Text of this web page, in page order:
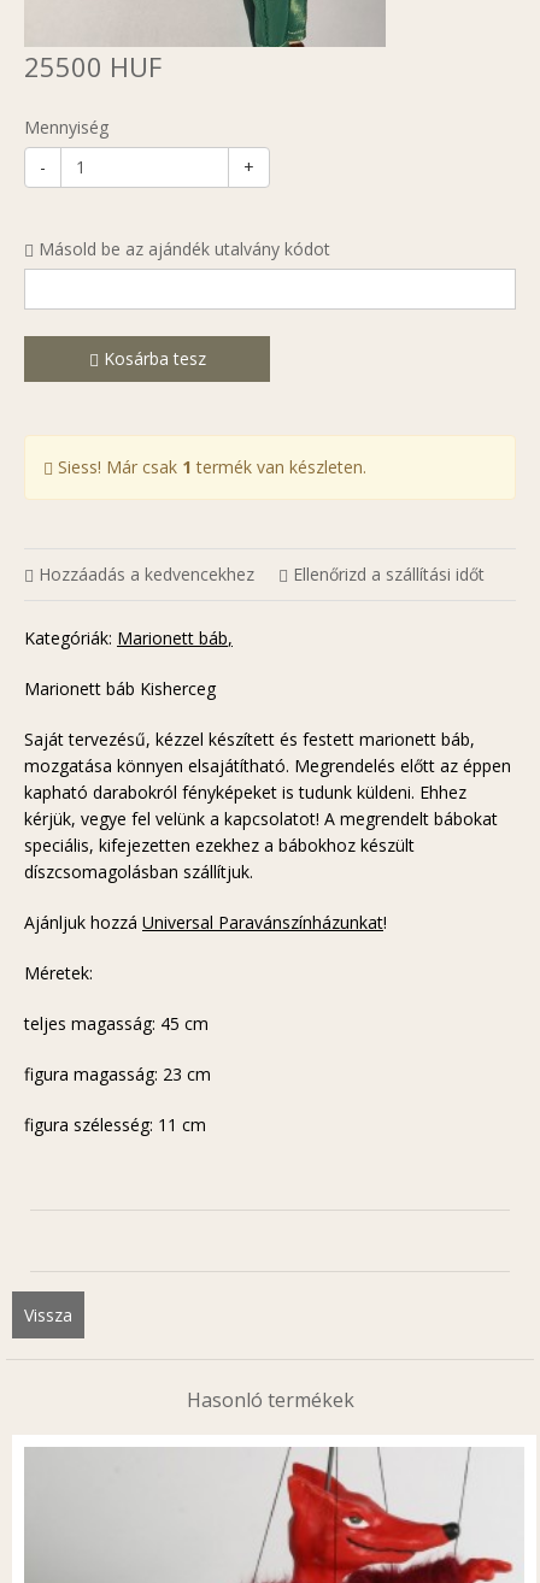
25500 HUF
Mennyiség
-
+
Másold be az ajándék utalvány kódot
Kosárba tesz
Siess! Már csak 1 termék van készleten.
Hozzáadás a kedvencekhez Ellenőrizd a szállítási időt
Kategóriák: Marionett báb
Marionett báb Kisherceg
Saját tervezésű, kézzel készített és festett marionett báb,
mozgatása könnyen elsajátítható. Megrendelés előtt az éppen
kapható darabokról fényképeket is tudunk küldeni. Ehhez
kérjük, vegye fel velünk a kapcsolatot! A megrendelt bábokat
speciális, kifejezetten ezekhez a bábokhoz készült
díszcsomagolásban szállítjuk.
Ajánljuk hozzá Universal Paravánszínházunkat!
Méretek:
teljes magasság: 45 cm
figura magasság: 23 cm
figura szélesség: 11 cm
Vissza
Hasonló termékek